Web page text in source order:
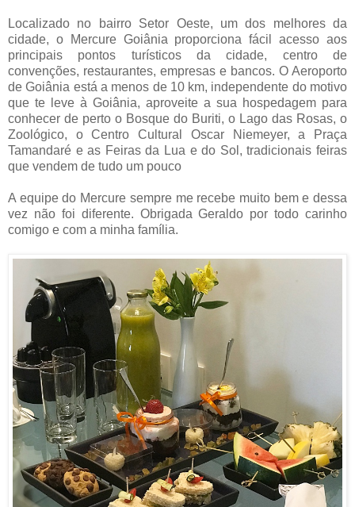
Localizado no bairro Setor Oeste, um dos melhores da
cidade, o Mercure Goiânia proporciona fácil acesso aos
principais pontos turísticos da cidade, centro de
convenções, restaurantes, empresas e bancos. O Aeroporto
de Goiânia está a menos de 10 km, independente do motivo
que te leve à Goiânia, aproveite a sua hospedagem para
conhecer de perto o Bosque do Buriti, o Lago das Rosas, o
Zoológico, o Centro Cultural Oscar Niemeyer, a Praça
Tamandaré e as Feiras da Lua e do Sol, tradicionais feiras
que vendem de tudo um pouco
A equipe do Mercure sempre me recebe muito bem e dessa
vez não foi diferente. Obrigada Geraldo por todo carinho
comigo e com a minha família.